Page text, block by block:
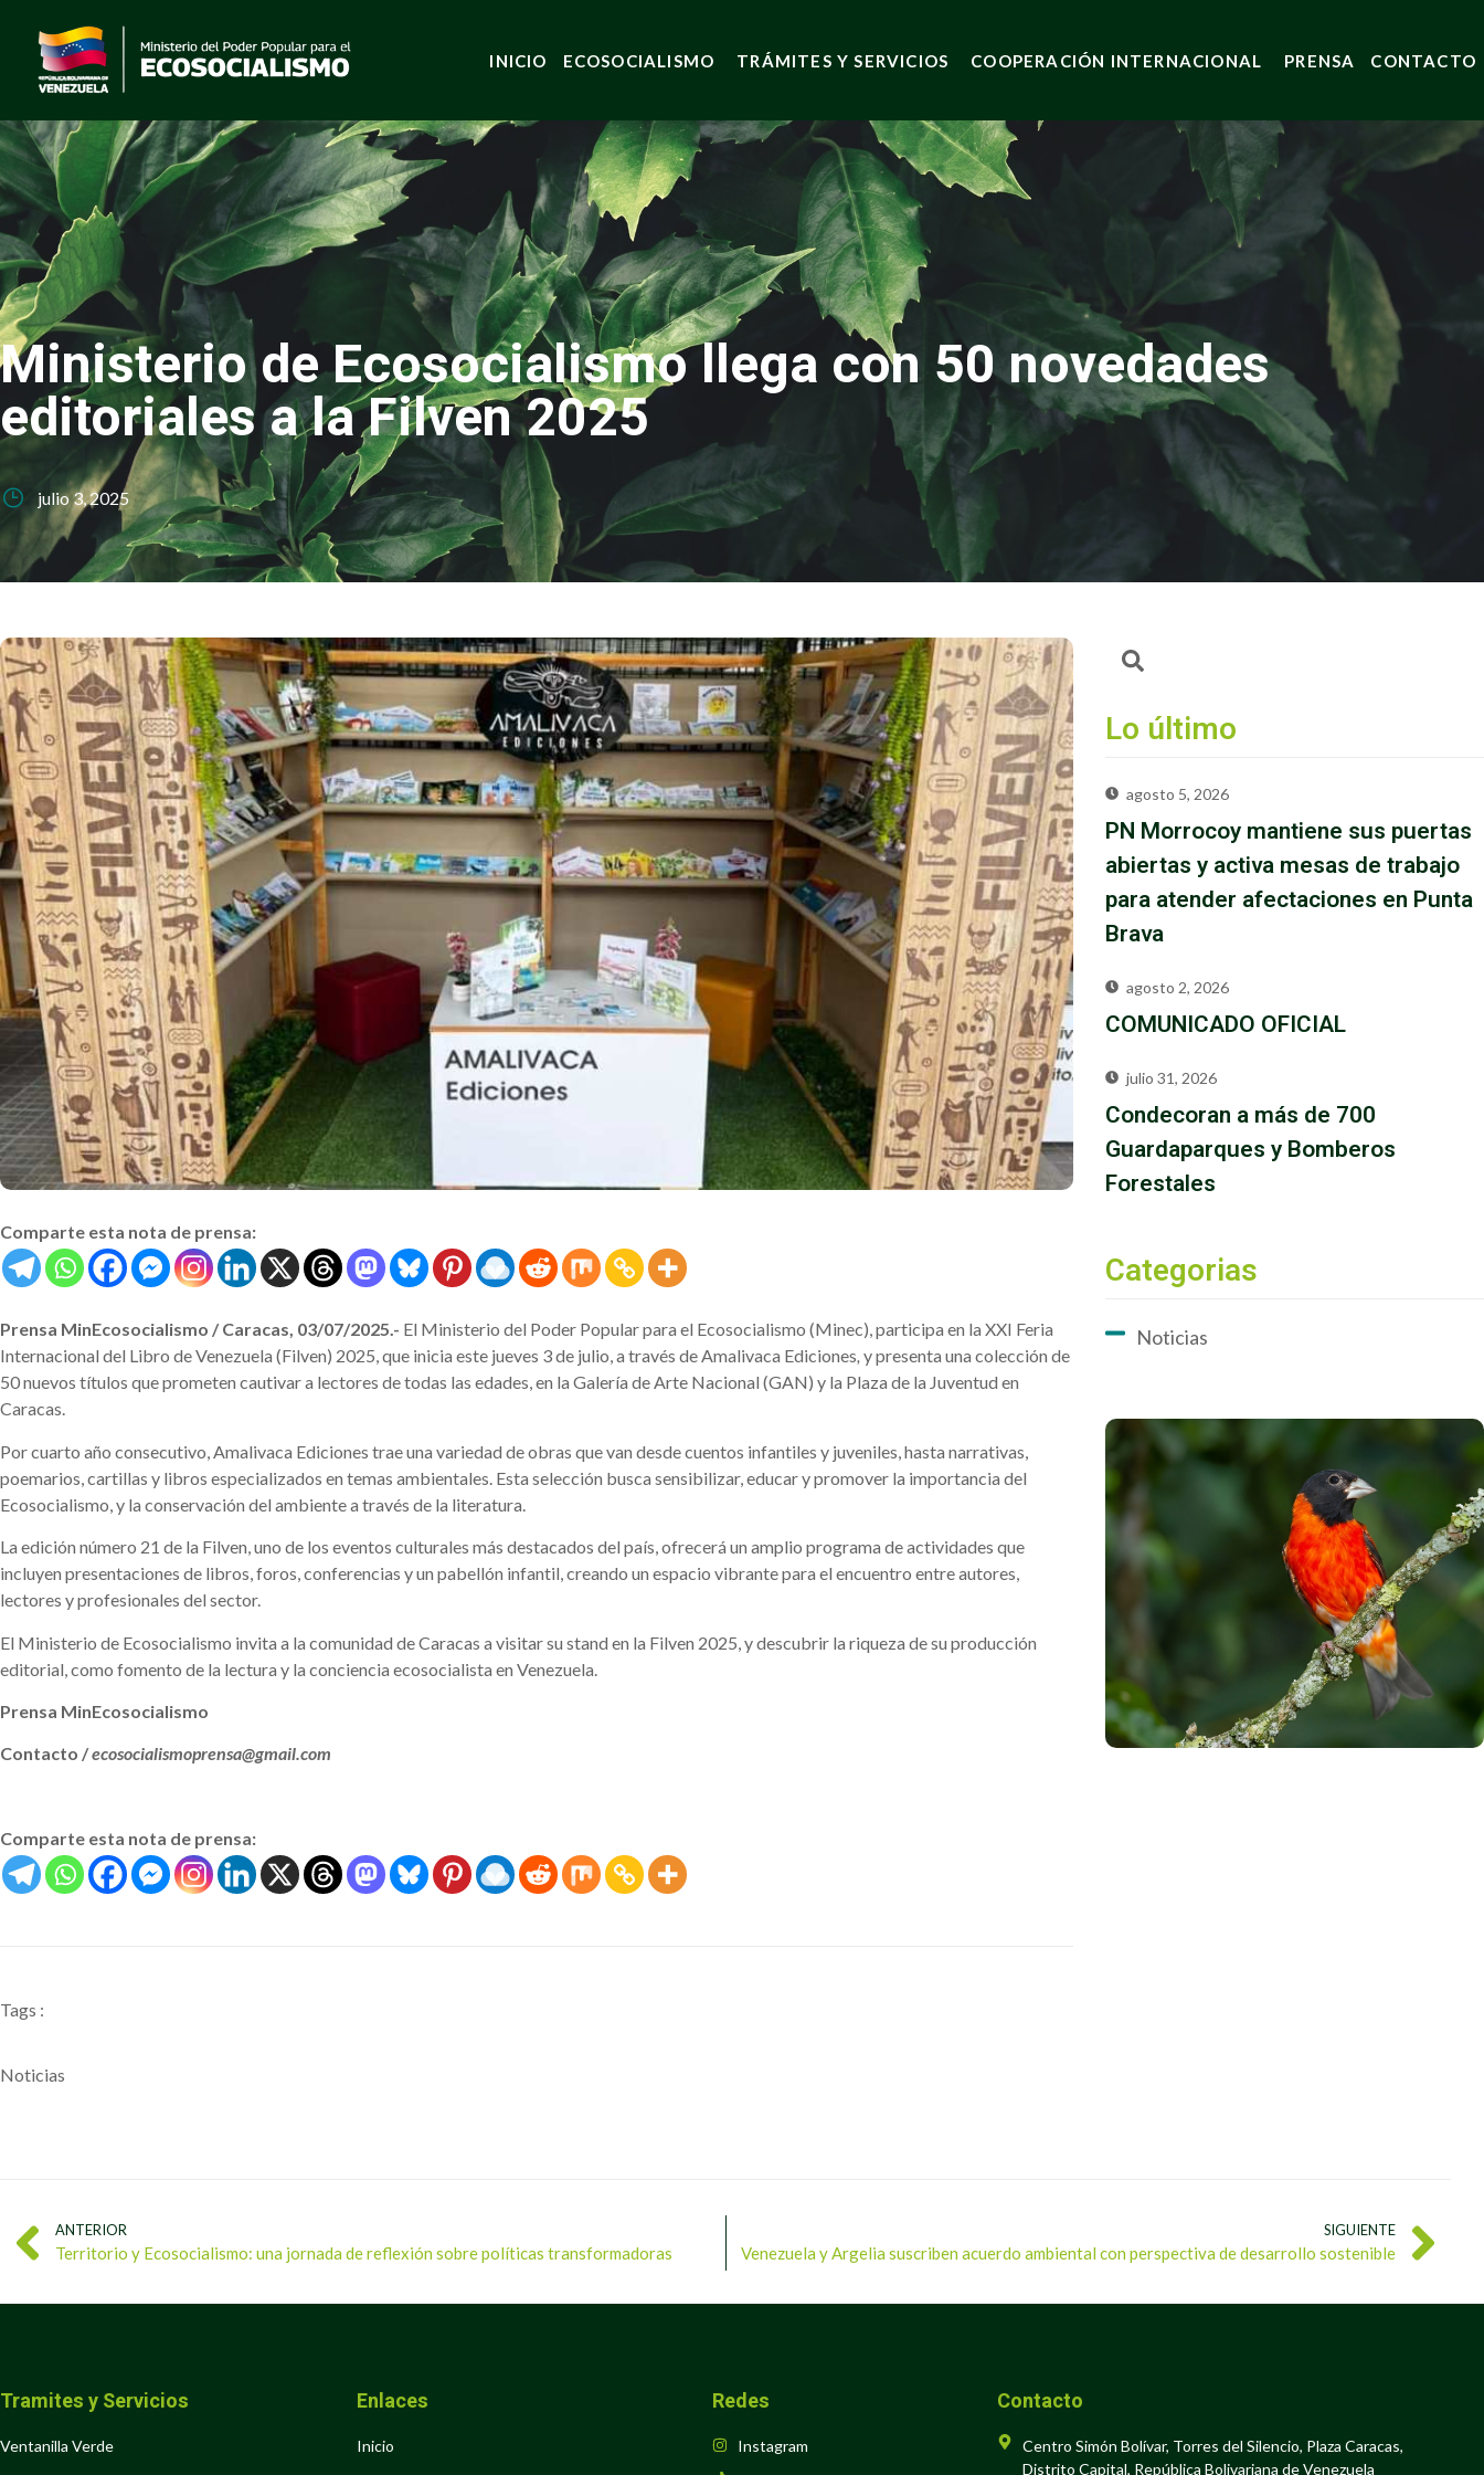
INICIO ECOSOCIALISMO TRÁMITES Y SERVICIOS COOPERACIÓN INTERNACIONAL PRENSA CONTACTO
Ministerio de Ecosocialismo llega con 50 novedades
editoriales a la Filven 2025
julio 3, 2025
Comparte esta nota de prensa:
Prensa MinEcosocialismo / Caracas, 03/07/2025.- El Ministerio del Poder Popular para el Ecosocialismo (Minec), participa en la XXI Feria
Internacional del Libro de Venezuela (Filven) 2025, que inicia este jueves 3 de julio, a través de Amalivaca Ediciones, y presenta una colección de
50 nuevos títulos que prometen cautivar a lectores de todas las edades, en la Galería de Arte Nacional (GAN) y la Plaza de la Juventud en
Caracas.
Por cuarto año consecutivo, Amalivaca Ediciones trae una variedad de obras que van desde cuentos infantiles y juveniles, hasta narrativas,
poemarios, cartillas y libros especializados en temas ambientales. Esta selección busca sensibilizar, educar y promover la importancia del
Ecosocialismo, y la conservación del ambiente a través de la literatura.
La edición número 21 de la Filven, uno de los eventos culturales más destacados del país, ofrecerá un amplio programa de actividades que
incluyen presentaciones de libros, foros, conferencias y un pabellón infantil, creando un espacio vibrante para el encuentro entre autores,
lectores y profesionales del sector.
El Ministerio de Ecosocialismo invita a la comunidad de Caracas a visitar su stand en la Filven 2025, y descubrir la riqueza de su producción
editorial, como fomento de la lectura y la conciencia ecosocialista en Venezuela.
Prensa MinEcosocialismo
Contacto /ecosocialismoprensa@gmail.com
Comparte esta nota de prensa:
Tags :
Noticias
Lo último
agosto 5, 2026
PN Morrocoy mantiene sus puertas
abiertas y activa mesas de trabajo
para atender afectaciones en Punta
Brava
agosto 2, 2026
COMUNICADO OFICIAL
julio 31, 2026
Condecoran a más de 700
Guardaparques y Bomberos
Forestales
Categorias
Noticias
.
ANTERIOR
Territorio y Ecosocialismo: una jornada de reflexión sobre políticas transformadoras
SIGUIENTE
Venezuela y Argelia suscriben acuerdo ambiental con perspectiva de desarrollo sostenible
Tramites y Servicios
Ventanilla Verde
Enlaces
Inicio
Redes
Instagram
Contacto
Centro Simón Bolívar, Torres del Silencio, Plaza Caracas,
Distrito Capital, República Bolivariana de Venezuela